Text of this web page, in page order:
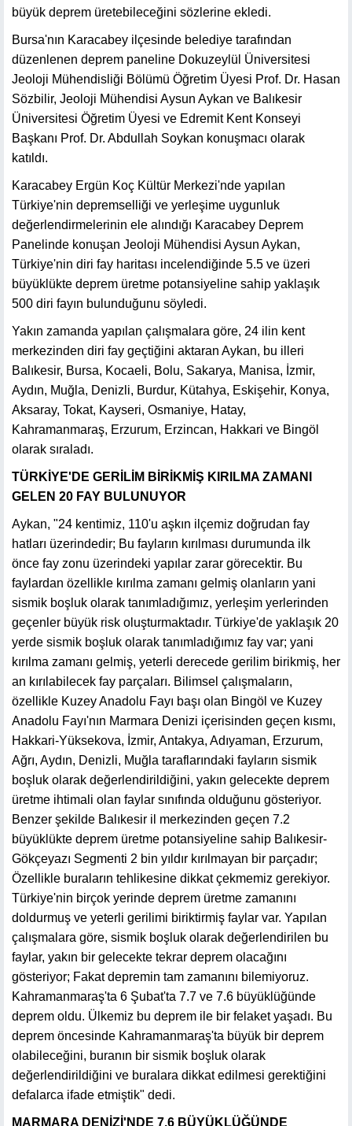
büyük deprem üretebileceğini sözlerine ekledi.
Bursa'nın Karacabey ilçesinde belediye tarafından
düzenlenen deprem paneline Dokuzeylül Üniversitesi
Jeoloji Mühendisliği Bölümü Öğretim Üyesi Prof. Dr. Hasan
Sözbilir, Jeoloji Mühendisi Aysun Aykan ve Balıkesir
Üniversitesi Öğretim Üyesi ve Edremit Kent Konseyi
Başkanı Prof. Dr. Abdullah Soykan konuşmacı olarak
katıldı.
Karacabey Ergün Koç Kültür Merkezi'nde yapılan
Türkiye'nin depremselliği ve yerleşime uygunluk
değerlendirmelerinin ele alındığı Karacabey Deprem
Panelinde konuşan Jeoloji Mühendisi Aysun Aykan,
Türkiye'nin diri fay haritası incelendiğinde 5.5 ve üzeri
büyüklükte deprem üretme potansiyeline sahip yaklaşık
500 diri fayın bulunduğunu söyledi.
Yakın zamanda yapılan çalışmalara göre, 24 ilin kent
merkezinden diri fay geçtiğini aktaran Aykan, bu illeri
Balıkesir, Bursa, Kocaeli, Bolu, Sakarya, Manisa, İzmir,
Aydın, Muğla, Denizli, Burdur, Kütahya, Eskişehir, Konya,
Aksaray, Tokat, Kayseri, Osmaniye, Hatay,
Kahramanmaraş, Erzurum, Erzincan, Hakkari ve Bingöl
olarak sıraladı.
TÜRKİYE'DE GERİLİM BİRİKMİŞ KIRILMA ZAMANI
GELEN 20 FAY BULUNUYOR
Aykan, "24 kentimiz, 110'u aşkın ilçemiz doğrudan fay
hatları üzerindedir; Bu fayların kırılması durumunda ilk
önce fay zonu üzerindeki yapılar zarar görecektir. Bu
faylardan özellikle kırılma zamanı gelmiş olanların yani
sismik boşluk olarak tanımladığımız, yerleşim yerlerinden
geçenler büyük risk oluşturmaktadır. Türkiye'de yaklaşık 20
yerde sismik boşluk olarak tanımladığımız fay var; yani
kırılma zamanı gelmiş, yeterli derecede gerilim birikmiş, her
an kırılabilecek fay parçaları. Bilimsel çalışmaların,
özellikle Kuzey Anadolu Fayı başı olan Bingöl ve Kuzey
Anadolu Fayı'nın Marmara Denizi içerisinden geçen kısmı,
Hakkari-Yüksekova, İzmir, Antakya, Adıyaman, Erzurum,
Ağrı, Aydın, Denizli, Muğla taraflarındaki fayların sismik
boşluk olarak değerlendirildiğini, yakın gelecekte deprem
üretme ihtimali olan faylar sınıfında olduğunu gösteriyor.
Benzer şekilde Balıkesir il merkezinden geçen 7.2
büyüklükte deprem üretme potansiyeline sahip Balıkesir-
Gökçeyazı Segmenti 2 bin yıldır kırılmayan bir parçadır;
Özellikle buraların tehlikesine dikkat çekmemiz gerekiyor.
Türkiye'nin birçok yerinde deprem üretme zamanını
doldurmuş ve yeterli gerilimi biriktirmiş faylar var. Yapılan
çalışmalara göre, sismik boşluk olarak değerlendirilen bu
faylar, yakın bir gelecekte tekrar deprem olacağını
gösteriyor; Fakat depremin tam zamanını bilemiyoruz.
Kahramanmaraş'ta 6 Şubat'ta 7.7 ve 7.6 büyüklüğünde
deprem oldu. Ülkemiz bu deprem ile bir felaket yaşadı. Bu
deprem öncesinde Kahramanmaraş'ta büyük bir deprem
olabileceğini, buranın bir sismik boşluk olarak
değerlendirildiğini ve buralara dikkat edilmesi gerektiğini
defalarca ifade etmiştik" dedi.
MARMARA DENİZİ'NDE 7.6 BÜYÜKLÜĞÜNDE